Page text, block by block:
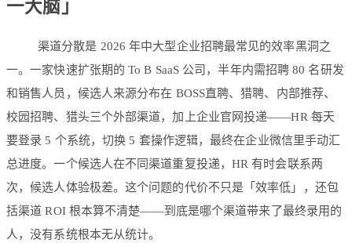
一大脑」
渠道分散是 2026 年中大型企业招聘最常见的效率黑洞之
一。一家快速扩张期的 To B SaaS 公司，半年内需招聘 80 名研发
和销售人员，候选人来源分布在 BOSS直聘、猎聘、内部推荐、
校园招聘、猎头三个外部渠道，加上企业官网投递——HR 每天
要登录 5 个系统，切换 5 套操作逻辑，最终在企业微信里手动汇
总进度。一个候选人在不同渠道重复投递，HR 有时会联系两
次，候选人体验极差。这个问题的代价不只是「效率低」，还包
括渠道 ROI 根本算不清楚——到底是哪个渠道带来了最终录用的
人，没有系统根本无从统计。